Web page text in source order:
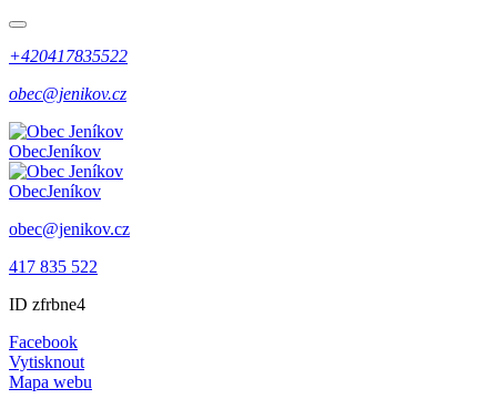
+420417835522
obec@jenikov.cz
ObecJeníkov
ObecJeníkov
obec@jenikov.cz
417 835 522
ID zfrbne4
Facebook
Vytisknout
Mapa webu